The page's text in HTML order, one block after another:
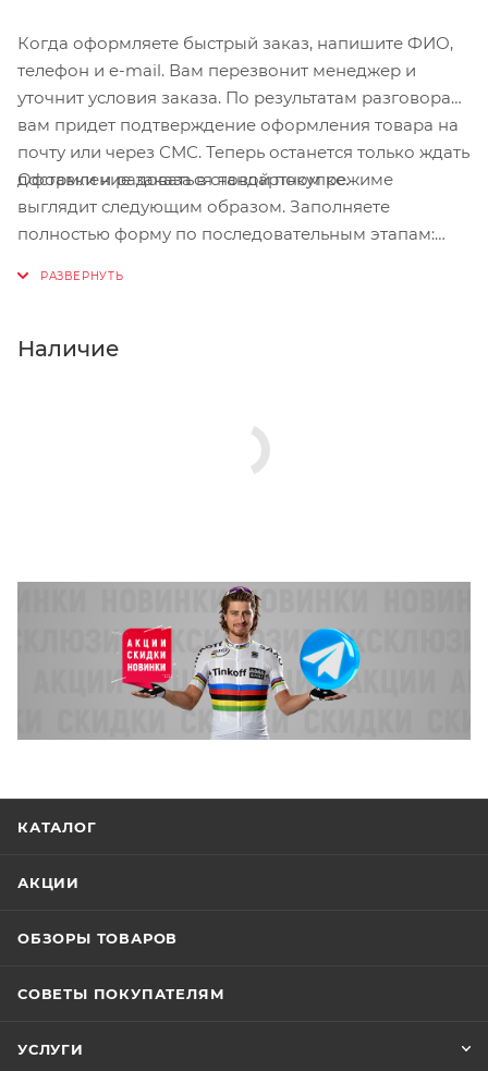
Когда оформляете быстрый заказ, напишите ФИО,
телефон и e-mail. Вам перезвонит менеджер и
уточнит условия заказа. По результатам разговора
вам придет подтверждение оформления товара на
почту или через СМС. Теперь останется только ждать
доставки и радоваться новой покупке.
Оформление заказа в стандартном режиме
выглядит следующим образом. Заполняете
полностью форму по последовательным этапам:
Нажмите кнопку «Оформить заказ».
Наличие
КАТАЛОГ
АКЦИИ
ОБЗОРЫ ТОВАРОВ
СОВЕТЫ ПОКУПАТЕЛЯМ
УСЛУГИ